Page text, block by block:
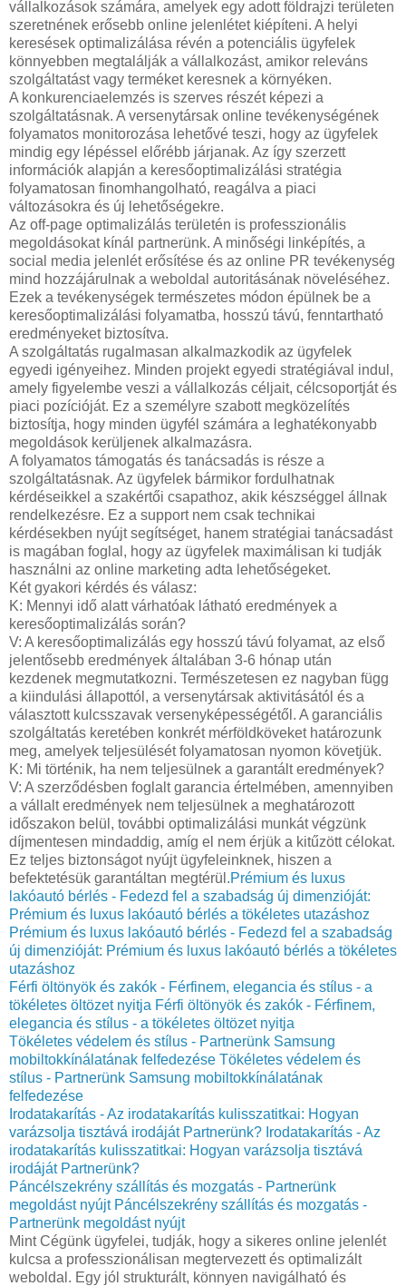
vállalkozások számára, amelyek egy adott földrajzi területen
szeretnének erősebb online jelenlétet kiépíteni. A helyi
keresések optimalizálása révén a potenciális ügyfelek
könnyebben megtalálják a vállalkozást, amikor releváns
szolgáltatást vagy terméket keresnek a környéken.
A konkurenciaelemzés is szerves részét képezi a
szolgáltatásnak. A versenytársak online tevékenységének
folyamatos monitorozása lehetővé teszi, hogy az ügyfelek
mindig egy lépéssel előrébb járjanak. Az így szerzett
információk alapján a keresőoptimalizálási stratégia
folyamatosan finomhangolható, reagálva a piaci
változásokra és új lehetőségekre.
Az off-page optimalizálás területén is professzionális
megoldásokat kínál partnerünk. A minőségi linképítés, a
social media jelenlét erősítése és az online PR tevékenység
mind hozzájárulnak a weboldal autoritásának növeléséhez.
Ezek a tevékenységek természetes módon épülnek be a
keresőoptimalizálási folyamatba, hosszú távú, fenntartható
eredményeket biztosítva.
A szolgáltatás rugalmasan alkalmazkodik az ügyfelek
egyedi igényeihez. Minden projekt egyedi stratégiával indul,
amely figyelembe veszi a vállalkozás céljait, célcsoportját és
piaci pozícióját. Ez a személyre szabott megközelítés
biztosítja, hogy minden ügyfél számára a leghatékonyabb
megoldások kerüljenek alkalmazásra.
A folyamatos támogatás és tanácsadás is része a
szolgáltatásnak. Az ügyfelek bármikor fordulhatnak
kérdéseikkel a szakértői csapathoz, akik készséggel állnak
rendelkezésre. Ez a support nem csak technikai
kérdésekben nyújt segítséget, hanem stratégiai tanácsadást
is magában foglal, hogy az ügyfelek maximálisan ki tudják
használni az online marketing adta lehetőségeket.
Két gyakori kérdés és válasz:
K: Mennyi idő alatt várhatóak látható eredmények a
keresőoptimalizálás során?
V: A keresőoptimalizálás egy hosszú távú folyamat, az első
jelentősebb eredmények általában 3-6 hónap után
kezdenek megmutatkozni. Természetesen ez nagyban függ
a kiindulási állapottól, a versenytársak aktivitásától és a
választott kulcsszavak versenyképességétől. A garanciális
szolgáltatás keretében konkrét mérföldköveket határozunk
meg, amelyek teljesülését folyamatosan nyomon követjük.
K: Mi történik, ha nem teljesülnek a garantált eredmények?
V: A szerződésben foglalt garancia értelmében, amennyiben
a vállalt eredmények nem teljesülnek a meghatározott
időszakon belül, további optimalizálási munkát végzünk
díjmentesen mindaddig, amíg el nem érjük a kitűzött célokat.
Ez teljes biztonságot nyújt ügyfeleinknek, hiszen a
befektetésük garantáltan megtérül.Prémium és luxus
lakóautó bérlés - Fedezd fel a szabadság új dimenzióját:
Prémium és luxus lakóautó bérlés a tökéletes utazáshoz
Prémium és luxus lakóautó bérlés - Fedezd fel a szabadság
új dimenzióját: Prémium és luxus lakóautó bérlés a tökéletes
utazáshoz
Férfi öltönyök és zakók - Férfinem, elegancia és stílus - a
tökéletes öltözet nyitja Férfi öltönyök és zakók - Férfinem,
elegancia és stílus - a tökéletes öltözet nyitja
Tökéletes védelem és stílus - Partnerünk Samsung
mobiltokkínálatának felfedezése Tökéletes védelem és
stílus - Partnerünk Samsung mobiltokkínálatának
felfedezése
Irodatakarítás - Az irodatakarítás kulisszatitkai: Hogyan
varázsolja tisztává irodáját Partnerünk? Irodatakarítás - Az
irodatakarítás kulisszatitkai: Hogyan varázsolja tisztává
irodáját Partnerünk?
Páncélszekrény szállítás és mozgatás - Partnerünk
megoldást nyújt Páncélszekrény szállítás és mozgatás -
Partnerünk megoldást nyújt
Mint Cégünk ügyfelei, tudják, hogy a sikeres online jelenlét
kulcsa a professzionálisan megtervezett és optimalizált
weboldal. Egy jól strukturált, könnyen navigálható és